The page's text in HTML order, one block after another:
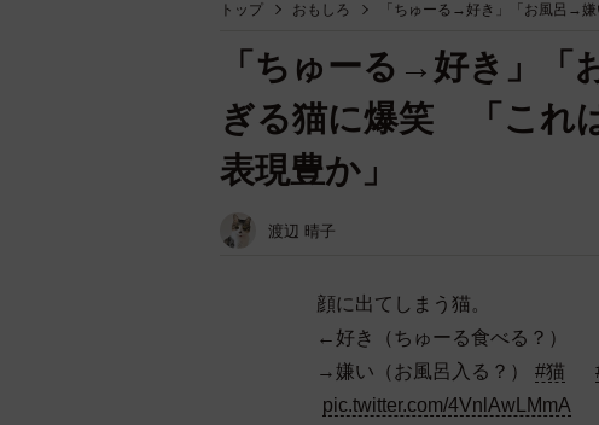
トップ おもしろ 「ちゅーる→好き」「お風呂→
「ちゅーる→好き」「
ぎる猫に爆笑 「これ
表現豊か」
渡辺 晴子
顔に出てしまう猫。
←好き（ちゅーる食べる？）
→嫌い（お風呂入る？）
#猫
pic.twitter.com/4VnlAwLMmA